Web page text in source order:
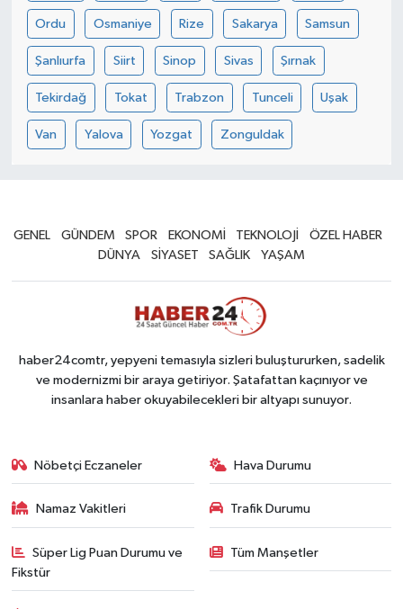
Ordu Osmaniye Rize Sakarya Samsun
Şanlıurfa Siirt Sinop Sivas Şırnak
Tekirdağ Tokat Trabzon Tunceli Uşak
Van Yalova Yozgat Zonguldak
GENEL GÜNDEM SPOR EKONOMİ TEKNOLOJİ
ÖZEL HABER
DÜNYA
SİYASET SAĞLIK YAŞAM
haber24comtr, yepyeni temasıyla sizleri buluştururken, sadelik
ve modernizmi bir araya getiriyor. Şatafattan kaçınıyor ve
insanlara haber okuyabilecekleri bir altyapı sunuyor.
Nöbetçi Eczaneler Hava Durumu
Namaz Vakitleri Trafik Durumu
Süper Lig Puan Durumu ve
Fikstür
Tüm Manşetler